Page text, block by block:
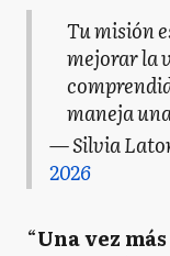
Tu misión
mejorar la
maneja
— Silvia
2026
“Una vez